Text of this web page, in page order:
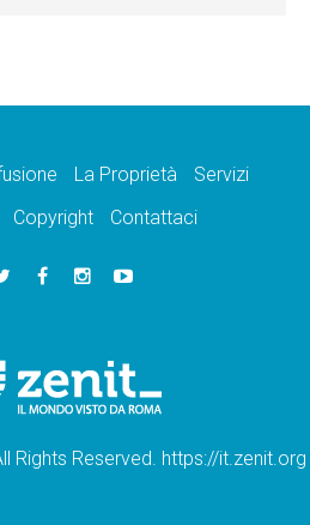
La Proprietà
Servizi
Copyright Contattaci
Rights Reserved. https://it.zenit.org